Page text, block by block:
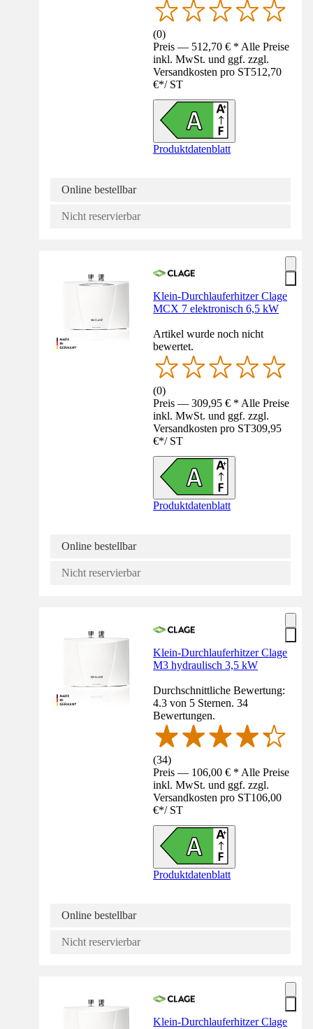
(0)
Preis — 512,70 € * Alle Preise
inkl. MwSt. und ggf. zzgl.
Versandkosten pro ST512,70
€*/ ST
Produktdatenblatt
Online bestellbar
Nicht reservierbar
Klein-Durchlauferhitzer Clage
MCX 7 elektronisch 6,5 kW
Artikel wurde noch nicht
bewertet.
(0)
Preis — 309,95 € * Alle Preise
inkl. MwSt. und ggf. zzgl.
Versandkosten pro ST309,95
€*/ ST
Produktdatenblatt
Online bestellbar
Nicht reservierbar
Klein-Durchlauferhitzer Clage
M3 hydraulisch 3,5 kW
Durchschnittliche Bewertung:
4.3 von 5 Sternen. 34
Bewertungen.
(34)
Preis — 106,00 € * Alle Preise
inkl. MwSt. und ggf. zzgl.
Versandkosten pro ST106,00
€*/ ST
Produktdatenblatt
Online bestellbar
Nicht reservierbar
Klein-Durchlauferhitzer Clage